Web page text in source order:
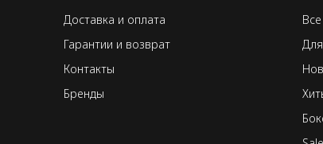
Доставка и оплата
Гарантии и возврат
Контакты
Бренды